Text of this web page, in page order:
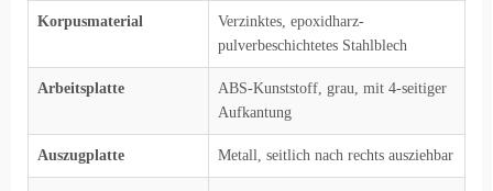
Korpusmaterial
Verzinktes, epoxidharz-
pulverbeschichtetes Stahlblech
Arbeitsplatte
ABS-Kunststoff, grau, mit 4-seitiger
Aufkantung
Auszugplatte Metall, seitlich nach rechts ausziehbar